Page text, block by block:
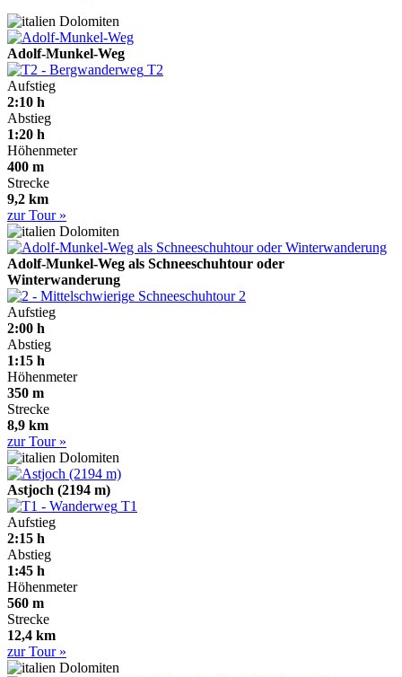
Dolomiten
Adolf-Munkel-Weg
T2
Aufstieg
2:10 h
Abstieg
1:20 h
Höhenmeter
400 m
Strecke
9,2 km
zur Tour »
Dolomiten
Adolf-Munkel-Weg als Schneeschuhtour oder
Winterwanderung
2
Aufstieg
2:00 h
Abstieg
1:15 h
Höhenmeter
350 m
Strecke
8,9 km
zur Tour »
Dolomiten
Astjoch (2194 m)
T1
Aufstieg
2:15 h
Abstieg
1:45 h
Höhenmeter
560 m
Strecke
12,4 km
zur Tour »
Dolomiten